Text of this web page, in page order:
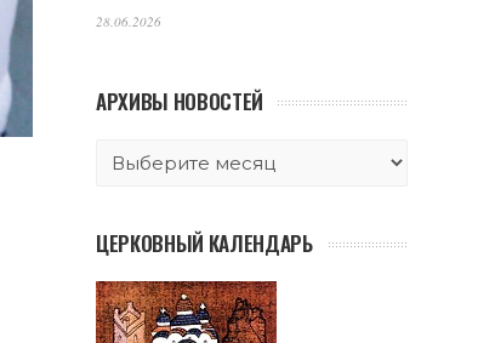
28.06.2026
АРХИВЫ НОВОСТЕЙ
ЦЕРКОВНЫЙ КАЛЕНДАРЬ